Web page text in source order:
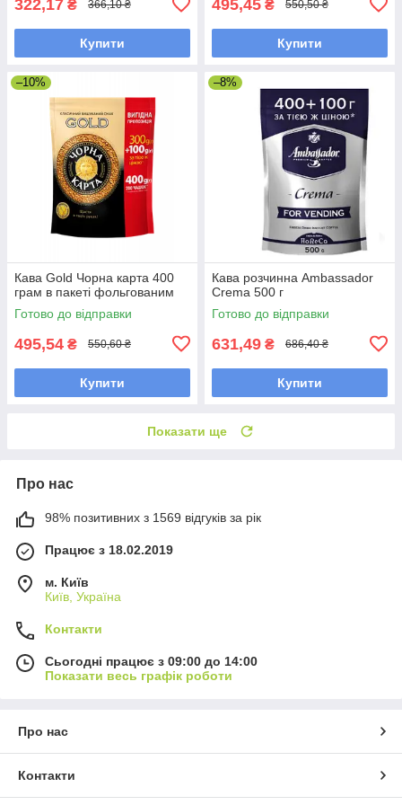
322,17 ₴ 366,10 ₴
Купити
495,45 ₴ 550,50 ₴
Купити
–10%
Кава Gold Чорна карта 400
грам в пакеті фольгованим
Готово до відправки
495,54 ₴ 550,60 ₴
Купити
–8%
Кава розчинна Ambassador
Crema 500 г
Готово до відправки
631,49 ₴ 686,40 ₴
Купити
Показати ще
Про нас
98% позитивних з 1569 відгуків за рік
Працює з 18.02.2019
м. Київ
Київ, Україна
Контакти
Сьогодні працює з 09:00 до 14:00
Показати весь графік роботи
Про нас
Контакти